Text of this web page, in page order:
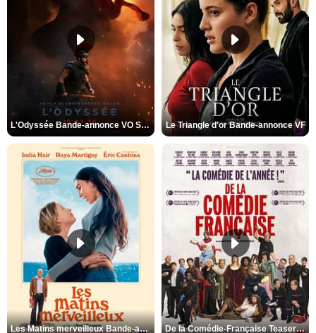
L'Odyssée Bande-annonce VO STFR Le Triangle d'or Bande-annonce VF
Les Matins merveilleux Bande-annonce VF De la Comédie-Française Teaser VF